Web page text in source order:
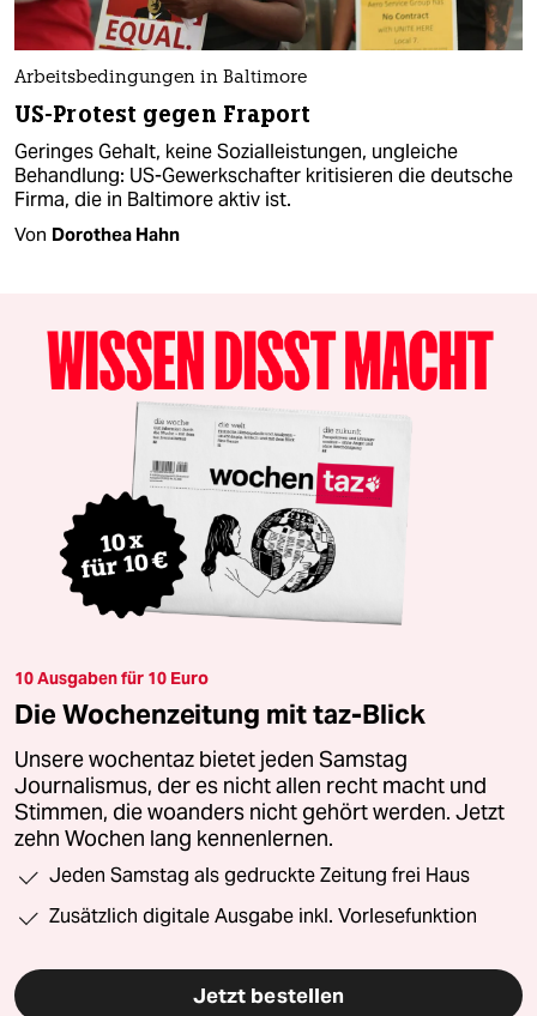
Arbeitsbedingungen in Baltimore
US-Protest gegen Fraport
Geringes Gehalt, keine Sozialleistungen, ungleiche
Behandlung: US-Gewerkschafter kritisieren die deutsche
Firma, die in Baltimore aktiv ist.
Von Dorothea Hahn
10 Ausgaben für 10 Euro
Die Wochenzeitung mit taz-Blick
Unsere wochentaz bietet jeden Samstag
Journalismus, der es nicht allen recht macht und
Stimmen, die woanders nicht gehört werden. Jetzt
zehn Wochen lang kennenlernen.
Jeden Samstag als gedruckte Zeitung frei Haus
Zusätzlich digitale Ausgabe inkl. Vorlesefunktion
Jetzt bestellen